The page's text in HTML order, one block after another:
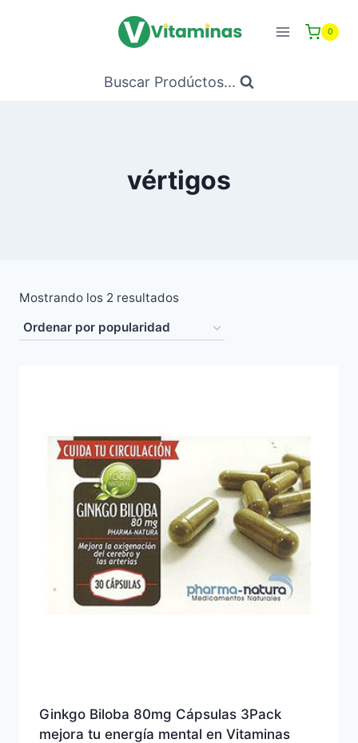
0
Buscar Prodúctos...
vértigos
Mostrando los 2 resultadosOrdenado
popularidad
Ginkgo Biloba 80mg Cápsulas 3Pack
mejora tu energía mental en Vitaminas